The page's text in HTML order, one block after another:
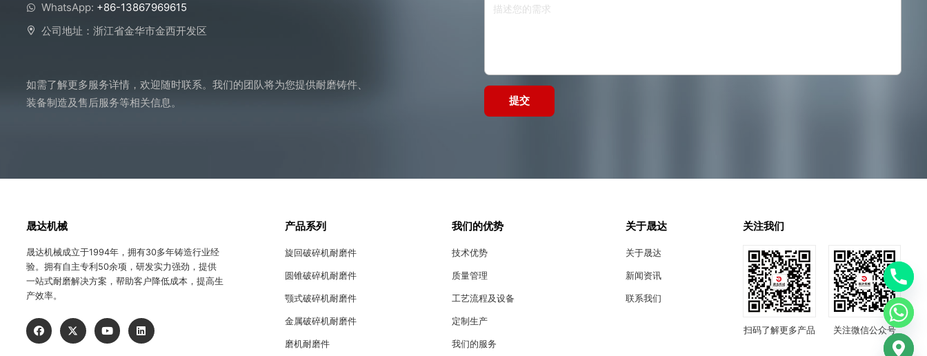
WhatsApp: +86-13867969615
公司地址：浙江省金华市金西开发区
如需了解更多服务详情，欢迎随时联系。我们的团队将为您提供耐磨铸件、
装备制造及售后服务等相关信息。
提交
晟达机械
晟达机械成立于1994年，拥有30多年铸造行业经
验。拥有自主专利50余项，研发实力强劲，提供
一站式耐磨解决方案，帮助客户降低成本，提高生
产效率。
产品系列
旋回破碎机耐磨件
圆锥破碎机耐磨件
颚式破碎机耐磨件
金属破碎机耐磨件
磨机耐磨件
我们的优势
技术优势
质量管理
工艺流程及设备
定制生产
我们的服务
关于晟达
关于晟达
新闻资讯
联系我们
关注我们
扫码了解更多产品 关注微信公众号
chaty